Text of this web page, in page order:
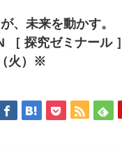
、未来を動かす。
［ 探究ゼミナール ］
火）※